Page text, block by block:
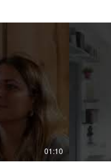
01:10